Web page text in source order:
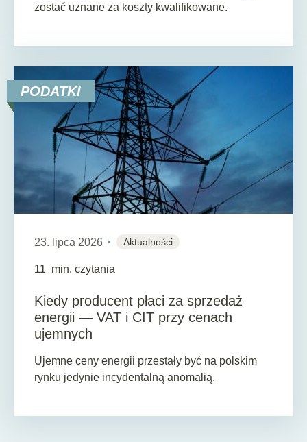
zostać uznane za koszty kwalifikowane.
PODATKI
23. lipca 2026 Aktualności
11 min. czytania
Kiedy producent płaci za sprzedaż
energii — VAT i CIT przy cenach
ujemnych
Ujemne ceny energii przestały być na polskim
rynku jedynie incydentalną anomalią.